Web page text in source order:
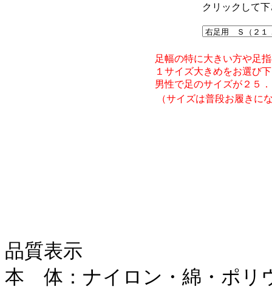
クリックして
足幅の特に大きい方や足
１サイズ大きめをお選び
男性で足のサイズが２５
（サイズは普段お履きに
品質表示
本 体：ナイロン・綿・ポリ